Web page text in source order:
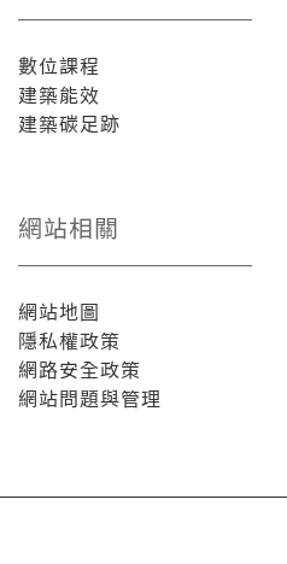
數位課程
建築能效
建築碳足跡
網站相關
網站地圖
隱私權政策
網路安全政策
網站問題與管理